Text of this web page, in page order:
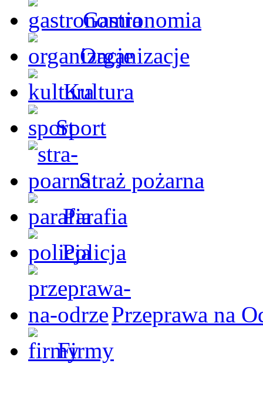
Gastronomia
Organizacje
Kultura
Sport
Straż pożarna
Parafia
Policja
Przeprawa na
Firmy